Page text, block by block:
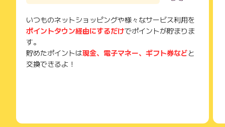
いつものネットショッピングや様々なサービス利用を
ポイントタウン経由にするだけでポイントが貯まりま
す。
貯めたポイントは現金、電子マネー、ギフト券などと
交換できるよ！